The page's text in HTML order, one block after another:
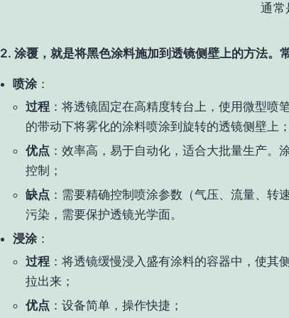
通常
2. 涂覆，就是将黑色涂料施加到透镜侧壁上的方法。
喷涂：
过程 ：将透镜固定在高精度转台上，使用微型喷
的带动下将雾化的涂料喷涂到旋转的透镜侧壁上；
优点 ：效率高，易于自动化，适合大批量生产。
控制；
缺点 ：需要精确控制喷涂参数（气压、流量、转
污染，需要保护透镜光学面。
浸涂：
过程 ：将透镜缓慢浸入盛有涂料的容器中，使其
拉出来；
优点 ：设备简单，操作快捷；